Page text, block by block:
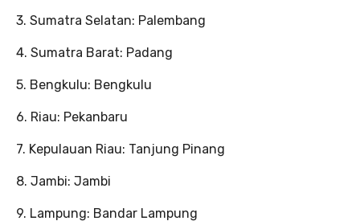
3. Sumatra Selatan: Palembang
4. Sumatra Barat: Padang
5. Bengkulu: Bengkulu
6. Riau: Pekanbaru
7. Kepulauan Riau: Tanjung Pinang
8. Jambi: Jambi
9. Lampung: Bandar Lampung